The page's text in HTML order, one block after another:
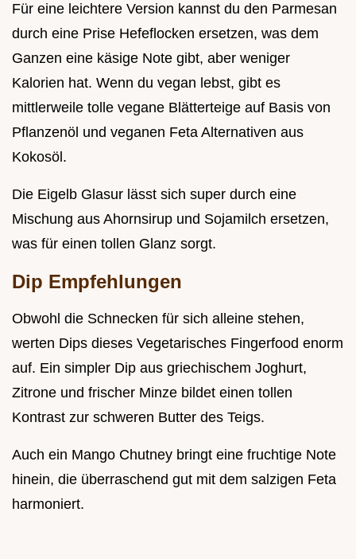
Für eine leichtere Version kannst du den Parmesan
durch eine Prise Hefeflocken ersetzen, was dem
Ganzen eine käsige Note gibt, aber weniger
Kalorien hat. Wenn du vegan lebst, gibt es
mittlerweile tolle vegane Blätterteige auf Basis von
Pflanzenöl und veganen Feta Alternativen aus
Kokosöl.
Die Eigelb Glasur lässt sich super durch eine
Mischung aus Ahornsirup und Sojamilch ersetzen,
was für einen tollen Glanz sorgt.
Dip Empfehlungen
Obwohl die Schnecken für sich alleine stehen,
werten Dips dieses Vegetarisches Fingerfood enorm
auf. Ein simpler Dip aus griechischem Joghurt,
Zitrone und frischer Minze bildet einen tollen
Kontrast zur schweren Butter des Teigs.
Auch ein Mango Chutney bringt eine fruchtige Note
hinein, die überraschend gut mit dem salzigen Feta
harmoniert.